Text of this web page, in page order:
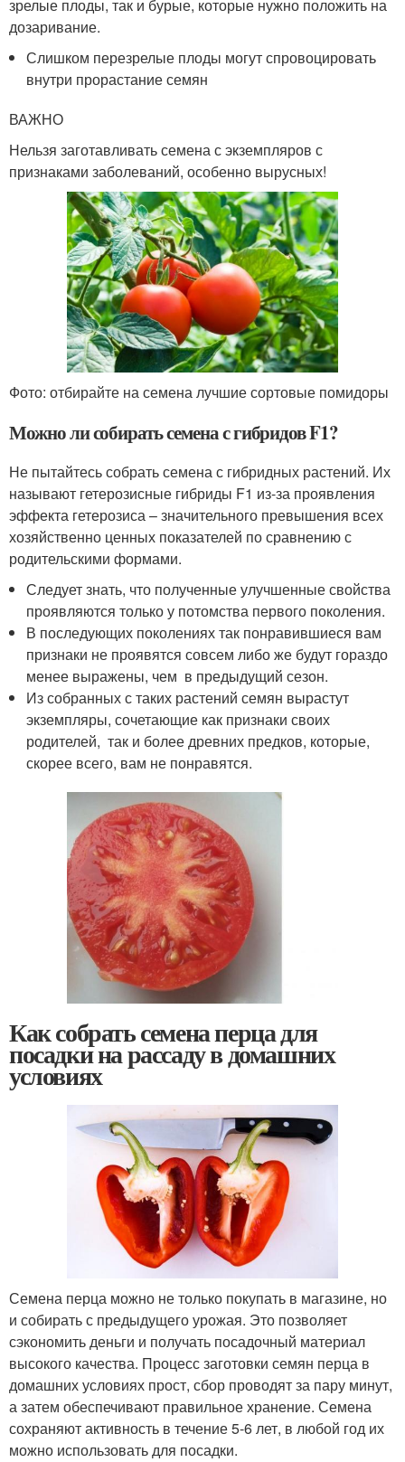
зрелые плоды, так и бурые, которые нужно положить на
дозаривание.
Слишком перезрелые плоды могут спровоцировать
внутри прорастание семян
ВАЖНО
Нельзя заготавливать семена с экземпляров с
признаками заболеваний, особенно вырусных!
Фото: отбирайте на семена лучшие сортовые помидоры
Можно ли собирать семена с гибридов F1?
Не пытайтесь собрать семена с гибридных растений. Их
называют гетерозисные гибриды F1 из-за проявления
эффекта гетерозиса – значительного превышения всех
хозяйственно ценных показателей по сравнению с
родительскими формами.
Следует знать, что полученные улучшенные свойства
проявляются только у потомства первого поколения.
В последующих поколениях так понравившиеся вам
признаки не проявятся совсем либо же будут гораздо
менее выражены, чем в предыдущий сезон.
Из собранных с таких растений семян вырастут
экземпляры, сочетающие как признаки своих
родителей, так и более древних предков, которые,
скорее всего, вам не понравятся.
Как собрать семена перца для
посадки на рассаду в домашних
условиях
Семена перца можно не только покупать в магазине, но
и собирать с предыдущего урожая. Это позволяет
сэкономить деньги и получать посадочный материал
высокого качества. Процесс заготовки семян перца в
домашних условиях прост, сбор проводят за пару минут,
а затем обеспечивают правильное хранение. Семена
сохраняют активность в течение 5-6 лет, в любой год их
можно использовать для посадки.